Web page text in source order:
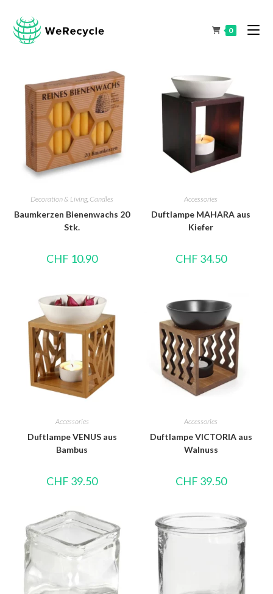
0
Decoration & Living, Candles
Baumkerzen Bienenwachs 20
Stk.
CHF 10.90
Accessories
Duftlampe MAHARA aus
Kiefer
CHF 34.50
Accessories
Duftlampe VENUS aus
Bambus
CHF 39.50
Accessories
Duftlampe VICTORIA aus
Walnuss
CHF 39.50